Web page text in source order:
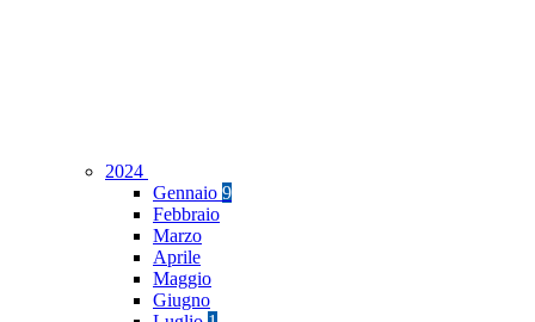
2024
Gennaio 9
Febbraio
Marzo
Aprile
Maggio
Giugno